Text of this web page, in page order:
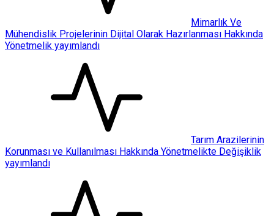
Mimarlık Ve
Mühendislik Projelerinin Dijital Olarak Hazırlanması Hakkında
Yönetmelik yayımlandı
Tarım Arazilerinin
Korunması ve Kullanılması Hakkında Yönetmelikte Değişiklik
yayımlandı